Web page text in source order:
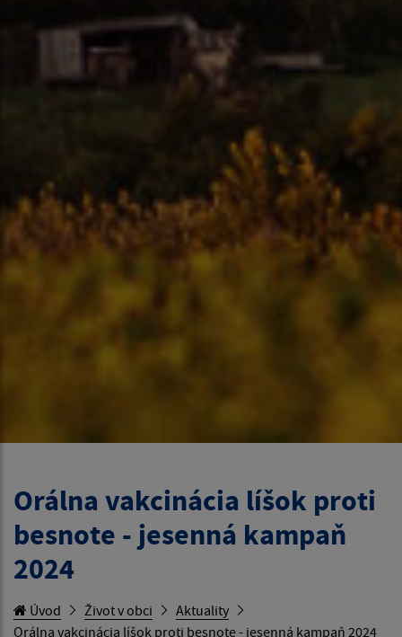
Orálna vakcinácia líšok proti
besnote - jesenná kampaň
2024
Úvod Život v obci
Aktuality
Orálna vakcinácia líšok proti besnote - jesenná kampaň 2024